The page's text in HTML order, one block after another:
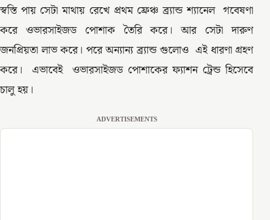
স্বস্তি পায় সেটা মাথায় রেখে প্রথম ফ্রেঞ্চ ব্র্যান্ড শ্যানেল গবেষণা
করে ওভারসাইজড পোশাক তৈরি করে। আর সেটা দারুণ
জনপ্রিয়তা লাভ করে। পরে অন্যান্য ব্র্যান্ড গুলোও এই ধারণা গ্রহণ
করে। এভাবেই ওভারসাইজড পোশাকের ফ্যাশন ট্রেন্ড হিসেবে
চালু হয়।
ADVERTISEMENTS